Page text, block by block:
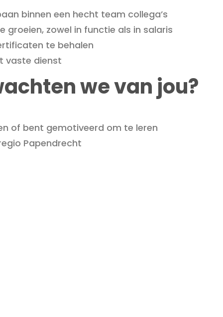
binnen een hecht team collega’s
groeien, zowel in functie als in salaris
te behalen
vaste dienst
we van jou?
of bent gemotiveerd om te leren
Papendrecht